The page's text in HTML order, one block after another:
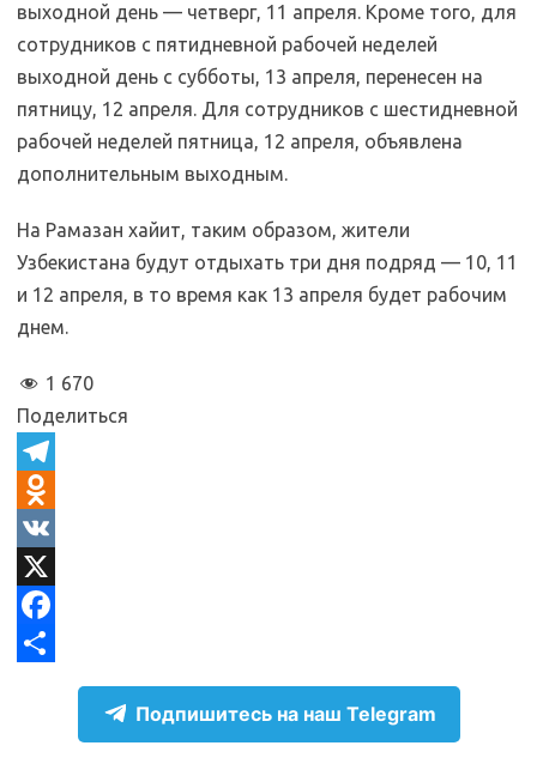
выходной день — четверг, 11 апреля. Кроме того, для
сотрудников с пятидневной рабочей неделей
выходной день с субботы, 13 апреля, перенесен на
пятницу, 12 апреля. Для сотрудников с шестидневной
рабочей неделей пятница, 12 апреля, объявлена
дополнительным выходным.
На Рамазан хайит, таким образом, жители
Узбекистана будут отдыхать три дня подряд — 10, 11
и 12 апреля, в то время как 13 апреля будет рабочим
днем.
1 670
Поделиться
T
e
e
g
O
d
n
o
V
KX
F
Подпишитесь на наш Telegram